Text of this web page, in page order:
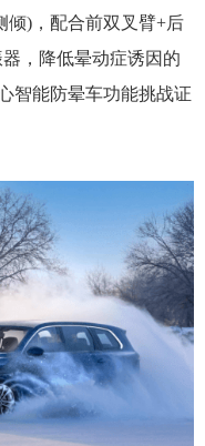
倾)，配合前双叉臂+后
，降低晕动症诱因的
智能防晕车功能挑战证